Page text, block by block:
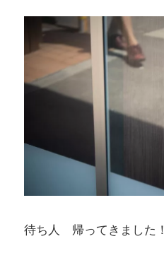
待ち人 帰ってきました！